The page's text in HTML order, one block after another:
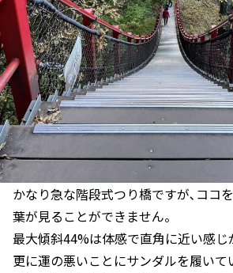
かなり急な階段式つり橋ですが､ココ
葉が見ることができません。
最大傾斜44%は体感で直角に近い感じ
更に運の悪いことにサンダルを履いて